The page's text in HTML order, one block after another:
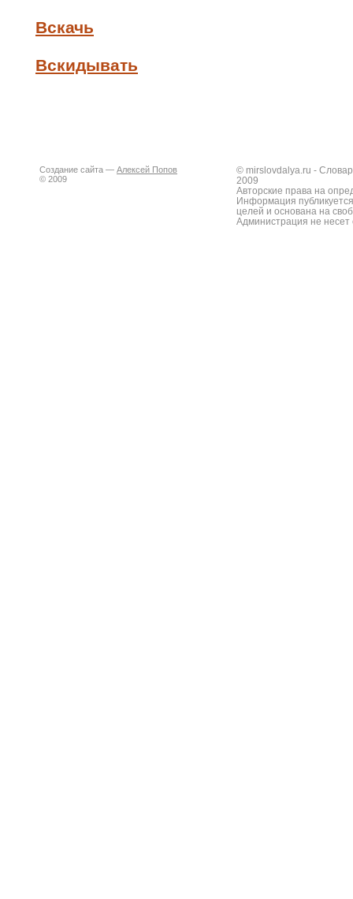
Вскачь
Вскидывать
Создание сайта — Алексей Попов
© 2009
© mirslovdalya.ru -
2009
Авторские права на
Информация
целей и основана на
Администрация не несет